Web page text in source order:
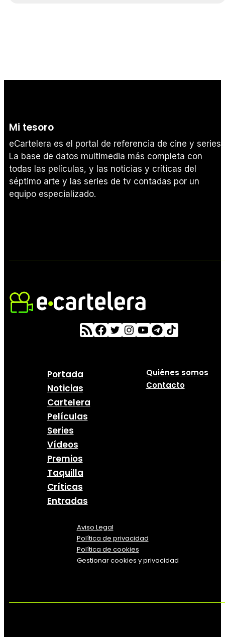
Mi tesoro
eCartelera es el portal de referencia de cine y series.
La base de datos multimedia más completa con
todas las películas, y las noticias y críticas del
séptimo arte y las series de tv contadas por un
equipo especializado.
Portada
Noticias
Cartelera
Películas
Series
Vídeos
Premios
Taquilla
Críticas
Entradas
Quiénes somos
Contacto
Aviso Legal
Política de privacidad
Política de cookies
Gestionar cookies y privacidad